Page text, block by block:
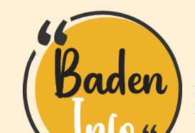
springen